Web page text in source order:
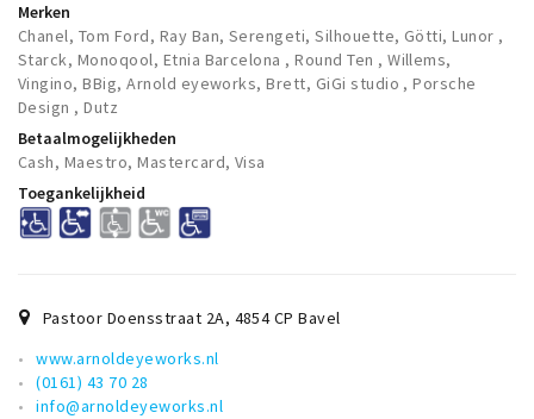
Merken
Chanel, Tom Ford, Ray Ban, Serengeti, Silhouette, Götti, Lunor ,
Starck, Monoqool, Etnia Barcelona , Round Ten , Willems,
Vingino, BBig, Arnold eyeworks, Brett, GiGi studio , Porsche
Design , Dutz
Betaalmogelijkheden
Cash, Maestro, Mastercard, Visa
Toegankelijkheid
Pastoor Doensstraat 2A, 4854 CP Bavel
www.arnoldeyeworks.nl
‭(0161) 43 70 28‬
info@arnoldeyeworks.nl